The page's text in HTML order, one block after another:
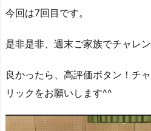
今回は7回目です。
是非是非、週末ご家族でチャレ
良かったら、高評価ボタン！チ
リックをお願いします^^